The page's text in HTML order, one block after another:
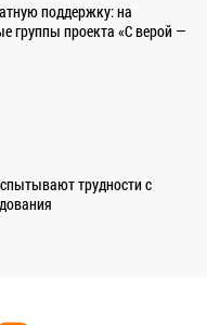
поддержку: на
группы проекта «С верой —
трудности с